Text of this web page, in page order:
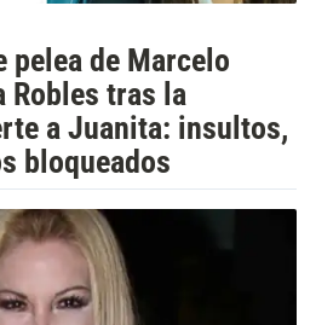
pelea de Marcelo
Robles tras la
a Juanita: insultos,
bloqueados